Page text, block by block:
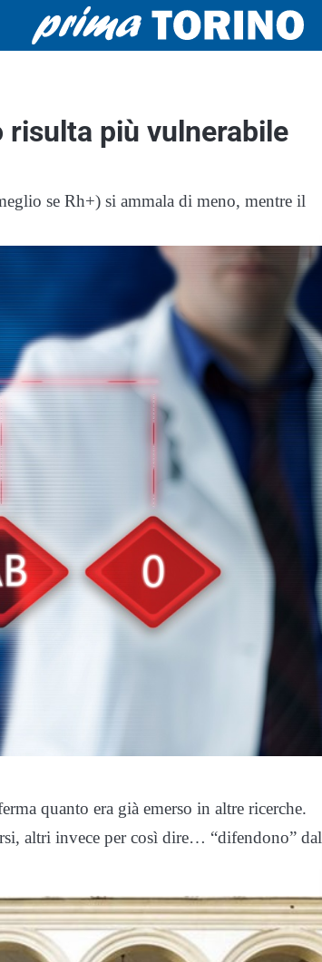
risulta più vulnerabile
se Rh+) si ammala di meno, mentre il
quanto era già emerso in altre ricerche.
altri invece per così dire… “difendono” dal